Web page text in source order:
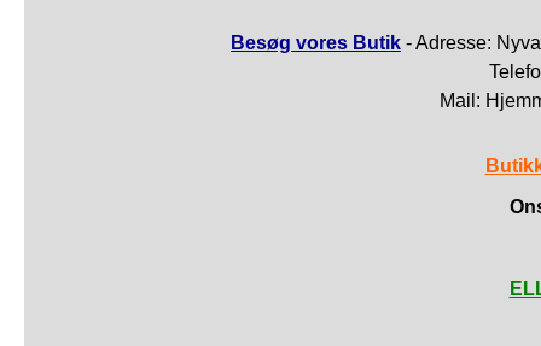
Besøg vores Butik - Adresse:
Mail: